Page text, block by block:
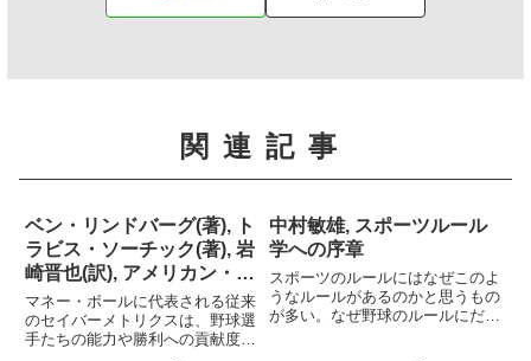
関連記事
ベン・リンドバーグ(著), ト
ラビス・ソーチック(著), 岩
崎晋也(訳), アメリカン・ベ
ースボール革命 データ・
テクノロジーが野球の常識
を変える
マネー・ボールに代表される従来
のセイバーメトリクスは、野球選
手たちの能力や勝利への貢献度を
中村敏雄, スポーツルール
学への序章
スポーツのルールにはなぜこのよ
うなルールがあるのかと思うもの
が多い。なぜ野球のルールにだけ